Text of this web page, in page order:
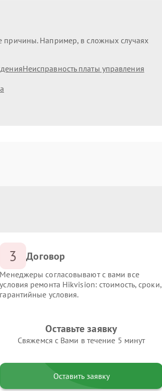
причины. Например, в сложных случаях
Неисправность платы управления
3 Договор
Менеджеры согласовывают с вами все
условия ремонта Hikvision: стоимость, сроки,
гарантийные условия.
Оставьте заявку
Свяжемся с Вами в течение 5 минут
Оставить заявку